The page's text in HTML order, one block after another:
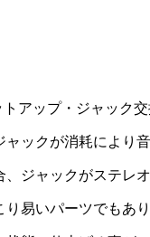
アップ・ジャック交
ックが消耗により
ジャックがステレ
易いパーツでもあ